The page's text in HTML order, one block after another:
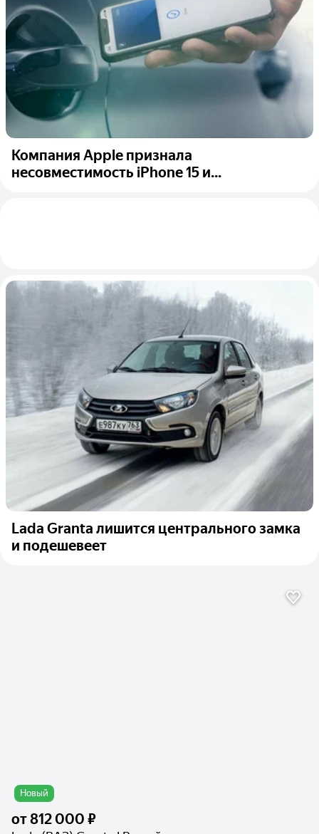
Компания Apple признала
несовместимость iPhone 15 и...
Lada Granta лишится центрального замка
и подешевеет
Новый
от812 000 ₽